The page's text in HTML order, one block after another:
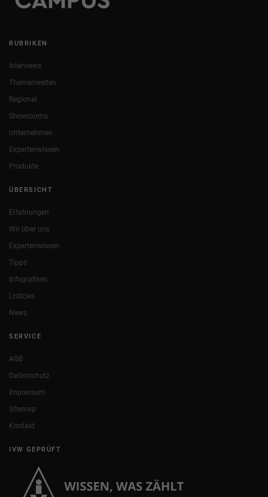
RUBRIKEN
Interviews
Themenwelten
Regional
Showrooms
Unternehmen
Expertenwissen
Produkte
ÜBERSICHT
Erfahrungen
Wir über uns
Expertenwissen
Tipps
Infografiken
Listicles
News
SERVICE
AGB
Datenschutz
Impressum
Sitemap
Kontakt
IVW GEPRÜFT